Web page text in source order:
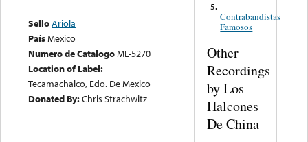
SelloAriola
PaísMexico
Numero de CatalogoML-5270
Location of Label:
Tecamachalco, Edo. De Mexico
Donated By:Chris Strachwitz
5.
Contrabandistas
Famosos
Other
Recordings
by Los
Halcones
De China